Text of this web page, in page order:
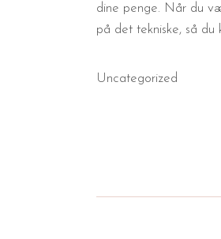
dine penge. Når du
på det tekniske, så du
Uncategorized